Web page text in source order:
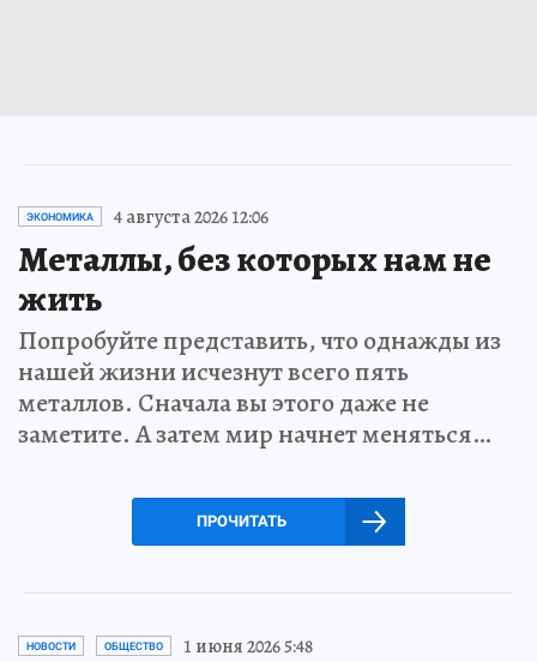
ЭКОНОМИКА 4 августа 2026 12:06
Металлы, без которых нам не
жить
Попробуйте представить, что однажды из
нашей жизни исчезнут всего пять
металлов. Сначала вы этого даже не
заметите. А затем мир начнет меняться…
ПРОЧИТАТЬ
НОВОСТИ ОБЩЕСТВО 1 июня 2026 5:48